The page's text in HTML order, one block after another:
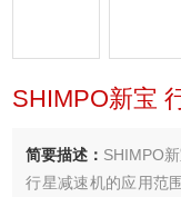
SHIMPO新宝
简要描述： SHIMPO
行星减速机的应用范